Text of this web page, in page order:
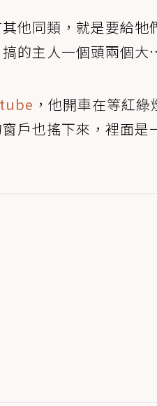
他同類，就是要給牠
搞的主人一個頭兩個
，他開車在等紅
戶也搖下來，裡面是